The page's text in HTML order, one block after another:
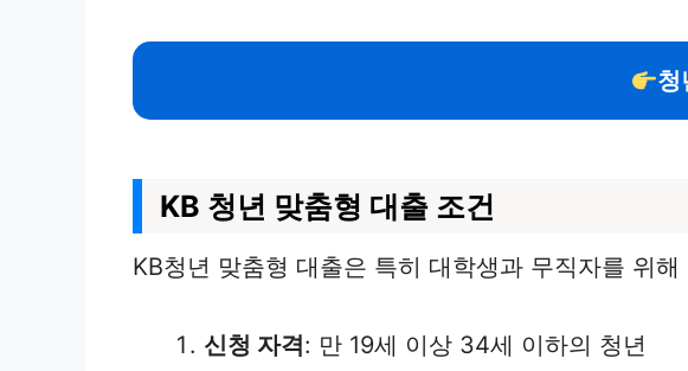
청
KB 청년 맞춤형 대출 조건
KB청년 맞춤형 대출은 특히 대학생과 무직자를 위
신청 자격: 만 19세 이상 34세 이하의 청년